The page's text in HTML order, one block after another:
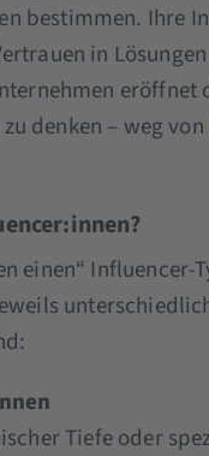
bestimmen. Ihre
in
eröffnet
denken – weg
einen“ Influencer-
Tiefe oder